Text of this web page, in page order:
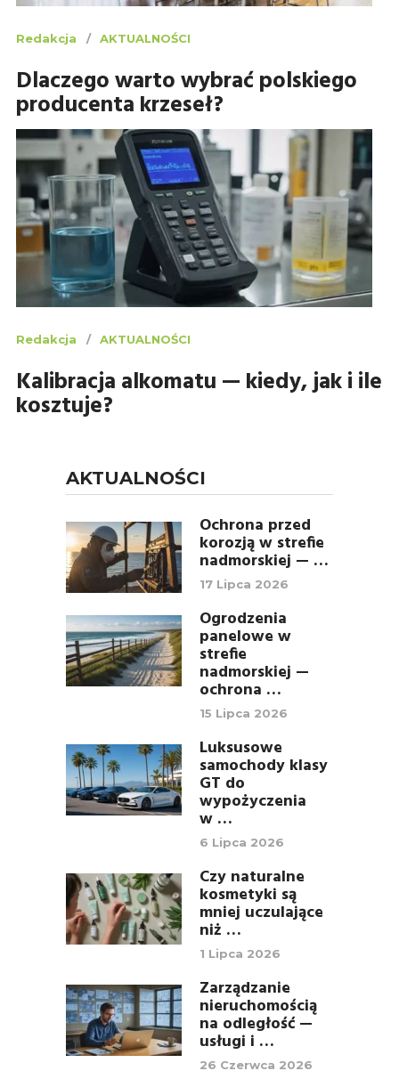
Redakcja AKTUALNOŚCI
Dlaczego warto wybrać polskiego
producenta krzeseł?
Redakcja AKTUALNOŚCI
Kalibracja alkomatu — kiedy, jak i ile
kosztuje?
AKTUALNOŚCI
Ochrona przed
korozją w strefie
nadmorskiej — …
17 Lipca 2026
Ogrodzenia
panelowe w
strefie
nadmorskiej —
ochrona …
15 Lipca 2026
Luksusowe
samochody klasy
GT do
wypożyczenia
w …
6 Lipca 2026
Czy naturalne
kosmetyki są
mniej uczulające
niż …
1 Lipca 2026
Zarządzanie
nieruchomością
na odległość —
usługi i …
26 Czerwca 2026